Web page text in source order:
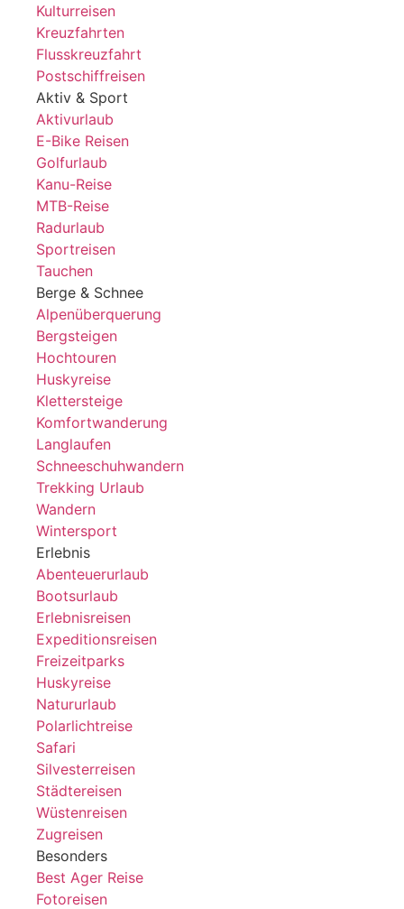
Kulturreisen
Kreuzfahrten
Flusskreuzfahrt
Postschiffreisen
Aktiv & Sport
Aktivurlaub
E-Bike Reisen
Golfurlaub
Kanu-Reise
MTB-Reise
Radurlaub
Sportreisen
Tauchen
Berge & Schnee
Alpenüberquerung
Bergsteigen
Hochtouren
Huskyreise
Klettersteige
Komfortwanderung
Langlaufen
Schneeschuhwandern
Trekking Urlaub
Wandern
Wintersport
Erlebnis
Abenteuerurlaub
Bootsurlaub
Erlebnisreisen
Expeditionsreisen
Freizeitparks
Huskyreise
Natururlaub
Polarlichtreise
Safari
Silvesterreisen
Städtereisen
Wüstenreisen
Zugreisen
Besonders
Best Ager Reise
Fotoreisen